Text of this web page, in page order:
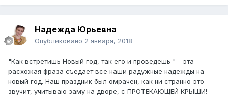
Надежда Юрьевна
Опубликовано 2 января, 2018
"Как встретишь Новый год, так его и проведешь " - эта
расхожая фраза съедает все наши радужные надежды на
новый год. Наш праздник был омрачен, как ни странно это
звучит, учитываю заму на дворе, с ПРОТЕКАЮЩЕЙ КРЫШИ!